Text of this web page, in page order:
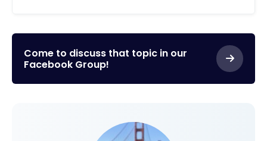
Come to discuss that topic in our
Facebook Group!